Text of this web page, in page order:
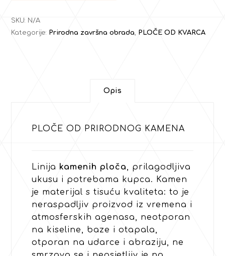
SKU: N/A
Kategorije: Prirodna završna obrada PLOČE OD KVARCA
Opis
PLOČE OD PRIRODNOG KAMENA
Linija kamenih ploča, prilagodljiva
ukusu i potrebama kupca. Kamen
je materijal s tisuću kvaliteta: to je
neraspadljiv proizvod iz vremena i
atmosferskih agenasa, neotporan
na kiseline, baze i otapala,
otporan na udarce i abraziju, ne